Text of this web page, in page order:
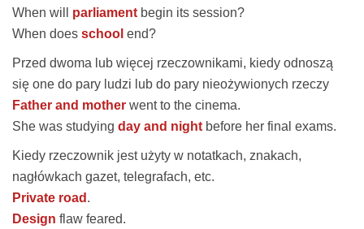
When will parliament begin its session?
When does school end?
Przed dwoma lub więcej rzeczownikami, kiedy odnoszą
się one do pary ludzi lub do pary nieożywionych rzeczy
Father and mother went to the cinema.
She was studying day and night before her final exams.
Kiedy rzeczownik jest użyty w notatkach, znakach,
nagłówkach gazet, telegrafach, etc.
Private road .
Design flaw feared.